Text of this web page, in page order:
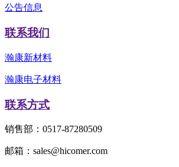
公告信息
联系我们
瀚康新材料
瀚康电子材料
联系方式
销售部：0517-87280509
邮箱：sales@hicomer.com